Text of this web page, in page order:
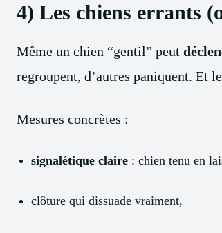
4) Les chiens errants
Même un chien “gentil” peut
regroupent, d’autres paniquent. Et
Mesures concrètes :
signalétique claire : chien tenu en
clôture qui dissuade vraiment,